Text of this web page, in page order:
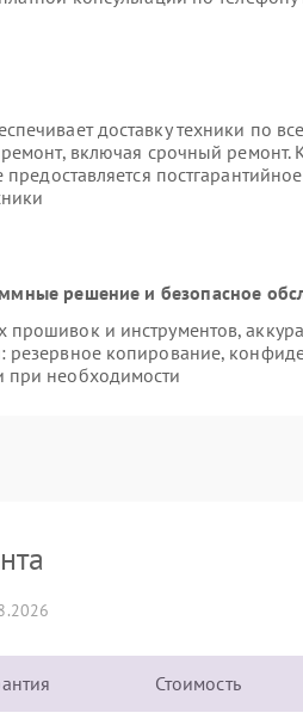
доставку техники по
включая срочный ремонт.
предоставляется
решение и безопасное
и инструментов,
резервное копирование,
при необходимости
Стоимость